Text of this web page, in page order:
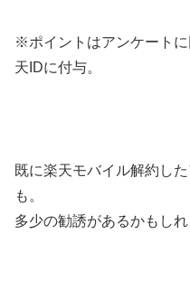
※ポイントはアンケート
天IDに付与。
既に楽天モバイル解約し
も。
多少の勧誘があるかもしれ